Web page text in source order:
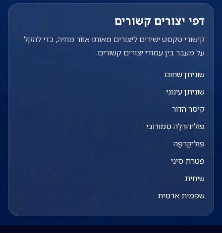
דפי יצורים קשורים
קישורי טקסט ישירים ליצורים מאותו אזור מחיה, כדי להקל
על מעבר בין עמודי יצורים קשורים.
שוניתן שחום
שוניתן עינוני
קיסר הדור
פּוֹלִידוֹרֶלָּה סְמוּרוֹבִי
פּוֹלִיקַרְפָּה
פטרת סיני
שיחית
שפמית ארסית